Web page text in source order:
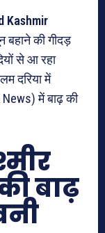
Kashmir
बहाने की गीदड़
से आ रहा
दरिया में
में बाढ़ की
बाढ़